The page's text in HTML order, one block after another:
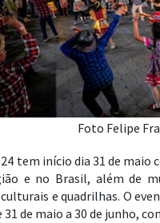
Foto Felipe
tem início dia 31 de
e no Brasil, além de
e quadrilhas. O
31 de maio a 30 de junho,